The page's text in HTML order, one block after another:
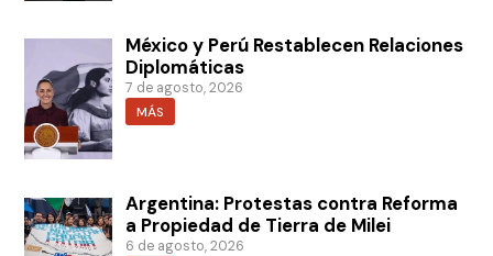
México y Perú Restablecen Relaciones
Diplomáticas
7 de agosto, 2026
MÁS
Argentina: Protestas contra Reforma
a Propiedad de Tierra de Milei
6 de agosto, 2026